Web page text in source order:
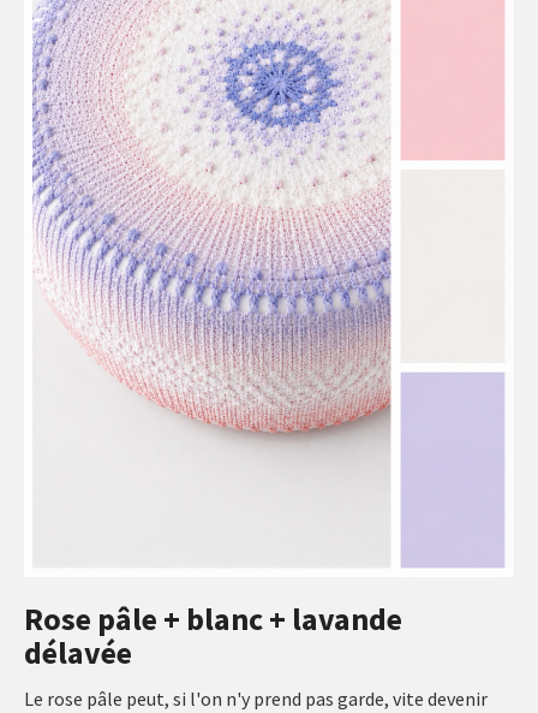
Rose pâle + blanc + lavande
délavée
Le rose pâle peut, si l'on n'y prend pas garde, vite devenir